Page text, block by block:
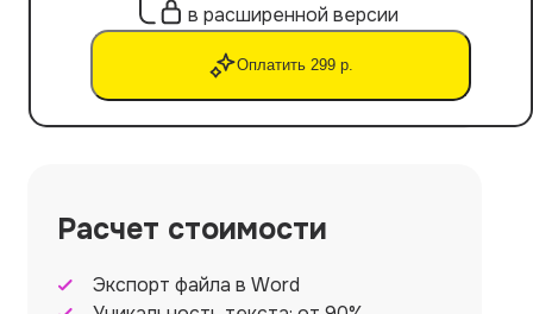
в расширенной версии
Оплатить 299 р.
Расчет стоимости
Экспорт файла в Word